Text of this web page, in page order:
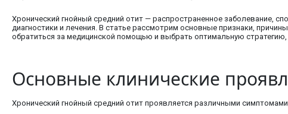
Хронический гнойный средний отит — распространенное заболевание,
диагностики и лечения. В статье рассмотрим основные признаки,
обратиться за медицинской помощью и выбрать оптимальную
Основные клинические
Хронический гнойный средний отит проявляется различными